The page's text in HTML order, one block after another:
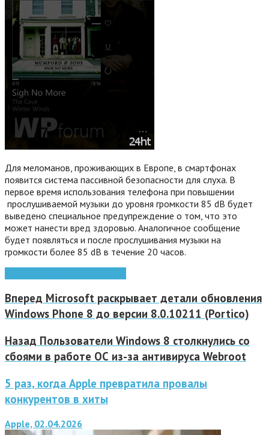
Для меломанов, проживающих в Европе, в смартфонах
появится система пассивной безопасности для слуха. В
первое время использования телефона при повышении
прослушиваемой музыки до уровня громкости 85 dB будет
выведено специальное предупреждение о том, что это
может нанести вред здоровью. Аналогичное сообщение
будет появляться и после прослушивания музыки на
громкости более 85 dB в течение 20 часов.
Вперед Microsoft раскрывает детали обновления
Windows Phone 8 до версии 8.0.10211 (Portico)
Назад Пользователи Windows 8 столкнулись со
сбоями в работе ОС из-за антивируса Webroot
5 раз, когда Apple превратила провалы
конкурентов в хиты
Apple, 02.04.2026